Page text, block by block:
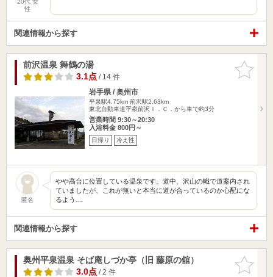
20代 女
性
関連情報から探す
お気に入
りに追加
前沢温泉 舞鶴の湯
3.1点/ 14 件
岩手県 / 奥州市
平泉駅4.75km 前沢駅2.63km
東北自動車道平泉前沢Ｉ．Ｃ．から車で約3分
営業時間 9:30～20:30
入浴料金 800円～
日帰り 冷え性
匿名
やや高台に位置している温泉です。道中、沢山の幟で道案内され
ていましたが、これが無いと本当に道が合っているのか心配にな
るよう…
関連情報から探す
お気に入
りに追加
奥州平泉温泉 そば庵しづか亭（旧 藤原の舘）
3.0点/ 2 件